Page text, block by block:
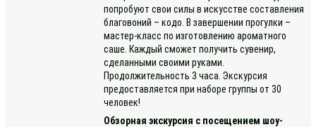
попробуют свои силы в искусстве составления
благовоний – кодо. В завершении прогулки –
мастер-класс по изготовлению ароматного
саше. Каждый сможет получить сувенир,
сделанными своими руками.
Продолжительность 3 часа. Экскурсия
предоставляется при наборе группы от 30
человек!
Обзорная экскурсия с посещением шоу-